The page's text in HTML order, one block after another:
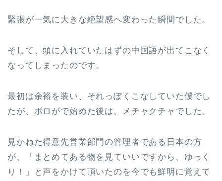
緊張が一気に大きな絶望感へ変わった瞬間でした。
そして、頭に入れていたはずの中国語が出てこなく
なってしまったのです。
最初は余裕を装い、それっぽくこなしていた僕でし
たが、ボロがで始めた後は、メチャクチャでした。
見かねた得意先営業部門の管理者である日本の方
が、「まとめてある物を見ていいですから、ゆっく
り！」と声をかけて頂いたのを今でも鮮明に覚えて